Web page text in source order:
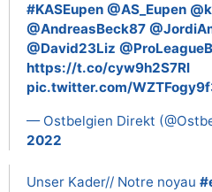
#KASEupen @AS_Eupen
@AndreasBeck87
@David23Liz
https://t.co/cyw9h2S7Rl
pic.twitter.com/
— Ostbelgien Direkt
2022
Unser Kader// Notre noyau